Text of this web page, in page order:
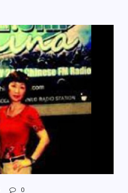
0